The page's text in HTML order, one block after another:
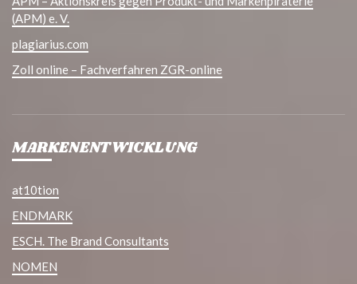
(APM) e. V.
plagiarius.com
Zoll online – Fachverfahren ZGR-online
MARKENENTWICKLUNG
at10tion
ENDMARK
ESCH. The Brand Consultants
NOMEN